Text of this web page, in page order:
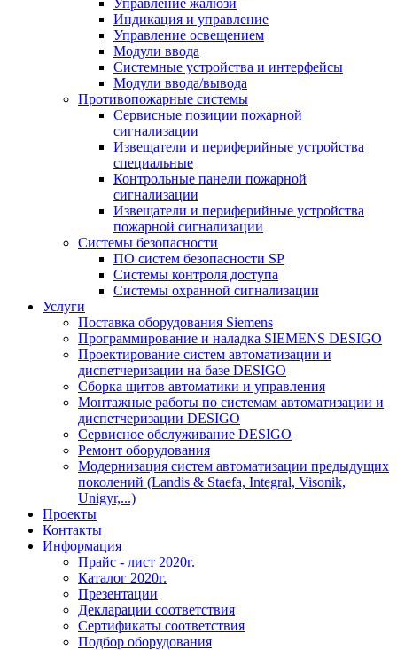
Управление жалюзи
Индикация и управление
Управление освещением
Модули ввода
Системные устройства и интерфейсы
Модули ввода/вывода
Противопожарные системы
Сервисные позиции пожарной
сигнализации
Извещатели и периферийные устройства
специальные
Контрольные панели пожарной
сигнализации
Извещатели и периферийные устройства
пожарной сигнализации
Системы безопасности
ПО систем безопасности SP
Системы контроля доступа
Системы охранной сигнализации
Услуги
Поставка оборудования Siemens
Программирование и наладка SIEMENS DESIGO
Проектирование систем автоматизации и
диспетчеризации на базе DESIGO
Сборка щитов автоматики и управления
Монтажные работы по системам автоматизации и
диспетчеризации DESIGO
Сервисное обслуживание DESIGO
Ремонт оборудования
Модернизация систем автоматизации предыдущих
поколений (Landis & Staefa, Integral, Visonik,
Unigyr,...)
Проекты
Контакты
Информация
Прайс - лист 2020г.
Каталог 2020г.
Презентации
Декларации соответствия
Сертификаты соответствия
Подбор оборудования